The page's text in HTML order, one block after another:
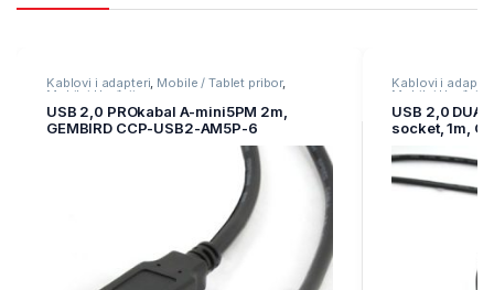
Kablovi i adapteri, Mobile / Tablet pribor,
Mobilni Uređaji
USB 2,0 PROkabal A-mini5PM 2m,
GEMBIRD CCP-USB2-AM5P-6
Kablovi i
Mobilni Uređaji
USB 2,0
socket, 1m,